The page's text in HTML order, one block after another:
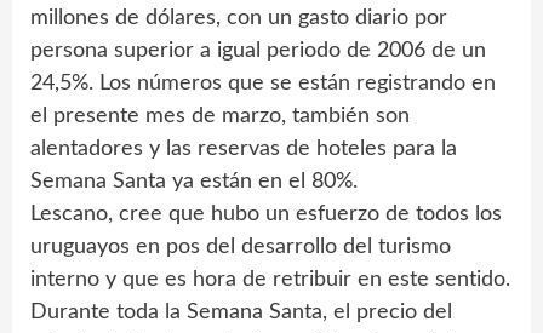
millones de dólares, con un gasto diario por
persona superior a igual periodo de 2006 de un
24,5%. Los números que se están registrando en
el presente mes de marzo, también son
alentadores y las reservas de hoteles para la
Semana Santa ya están en el 80%.
Lescano, cree que hubo un esfuerzo de todos los
uruguayos en pos del desarrollo del turismo
interno y que es hora de retribuir en este sentido.
Durante toda la Semana Santa, el precio del